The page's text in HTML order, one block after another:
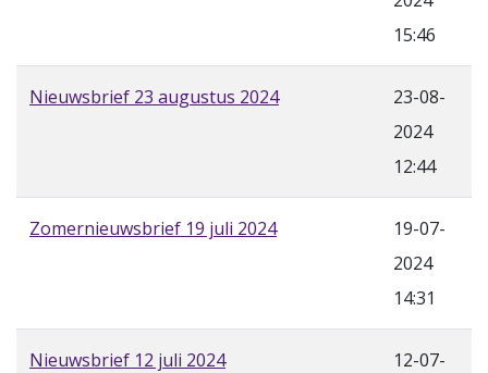
15:46
Nieuwsbrief 23 augustus 2024
23-08-
2024
12:44
Zomernieuwsbrief 19 juli 2024
19-07-
2024
14:31
Nieuwsbrief 12 juli 2024
12-07-